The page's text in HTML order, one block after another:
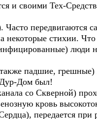
и своими Тех-
передвигаются
стихии. Что
люди
падшие,
Дом был!
со Скверной)
кровь
передается при